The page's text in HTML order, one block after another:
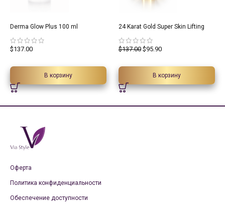
Derma Glow Plus 100 ml
$137.00
В корзину
30%
24 Karat Gold Super Skin Lifting
$137.00 $95.90
В корзину
Оферта
Политика конфиденциальности
Обеспечение доступности